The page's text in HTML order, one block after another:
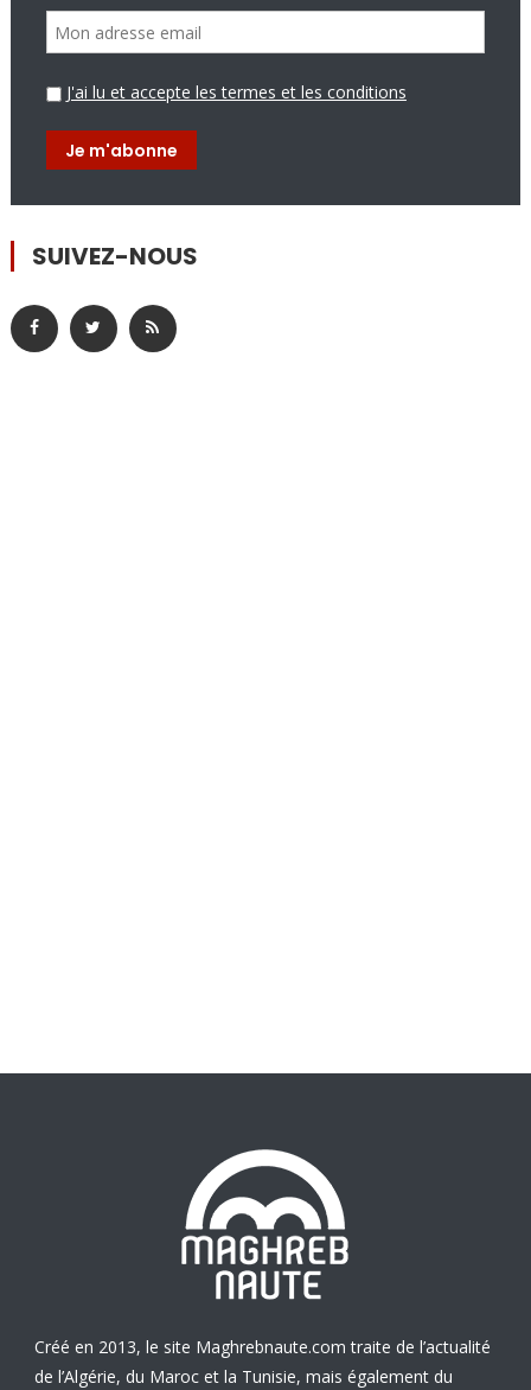
J'ai lu et accepte les termes et les conditions
SUIVEZ-NOUS
Créé en 2013, le site Maghrebnaute.com traite de l’actualité
de l’Algérie, du Maroc et la Tunisie, mais également du